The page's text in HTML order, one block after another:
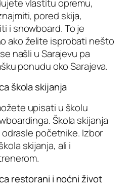
vlastitu opremu,
pored skija,
i snowboard. To je
ako želite isprobati nešto
našli u Sarajevu pa
ponudu oko Sarajeva.
škola skijanja
upisati u školu
Škola skijanja
odrasle početnike. Izbor
skijanja, ali i
restorani i noćni život